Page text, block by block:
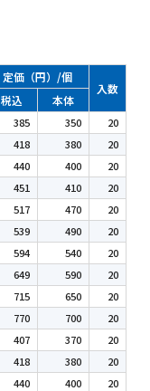
定価（円）/個
入数
税込 本体
385 350
20
418 380
20
440 400
20
451 410
20
517 470
20
539 490
20
594 540
20
649 590
20
715 650
20
770 700
20
407 370
20
418 380
20
440 400
20